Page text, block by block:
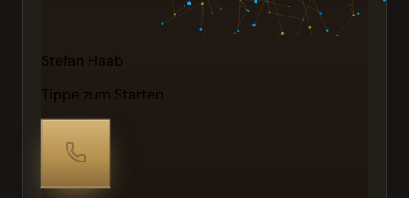
Stefan Haab
Tippe zum Starten